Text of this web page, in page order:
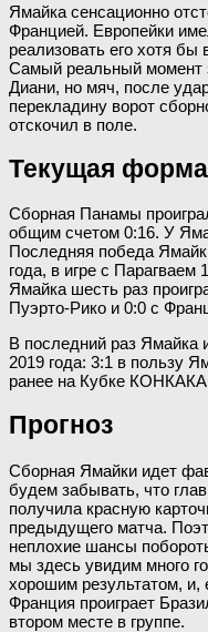
Ямайка сенсационно
Францией. Европейки
реализовать его хотя бы
Самый реальный момент
Диани, но мяч, после
перекладину ворот
отскочил в поле.
Текущая
Сборная Панамы
общим счетом 0:16. У
Последняя победа
года, в игре с
Ямайка шесть раз
Пуэрто-Рико и 0:0 с
В последний раз Ямайка
2019 года: 3:1 в пользу
ранее на Кубке
Прогноз
Сборная Ямайки идет
будем забывать, что
получила красную
предыдущего матча.
неплохие шансы
мы здесь увидим много
хорошим результатом,
Франция проиграет
втором месте в группе.